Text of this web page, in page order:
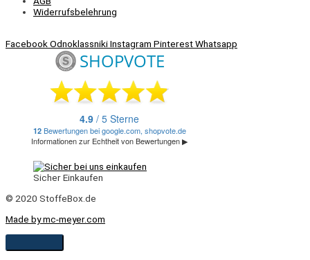
Widerrufsbelehrung
FacebookOdnoklassnikiInstagram PinterestWhatsapp
Sicher Einkaufen
© 2020 StoffeBox.de
Made by mc-meyer.com